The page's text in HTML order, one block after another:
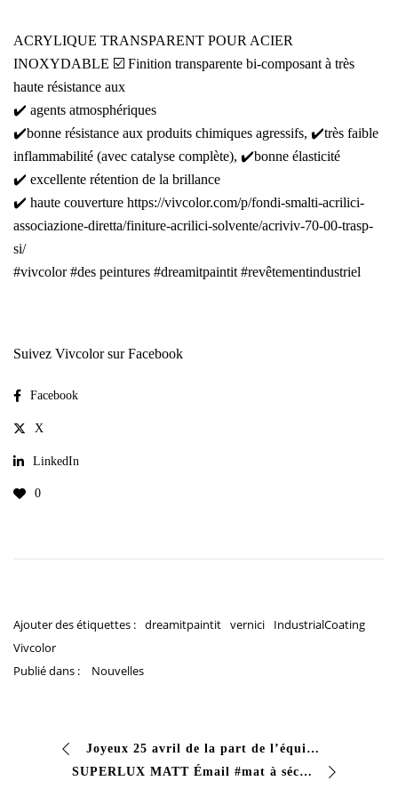
ACRYLIQUE TRANSPARENT POUR ACIER
INOXYDABLE ☑️ Finition transparente bi-composant à très
haute résistance aux
✔️ agents atmosphériques
✔️bonne résistance aux produits chimiques agressifs, ✔️très faible
inflammabilité (avec catalyse complète), ✔️bonne élasticité
✔️ excellente rétention de la brillance
✔️ haute couverture https://vivcolor.com/p/fondi-smalti-acrilici-
associazione-diretta/finiture-acrilici-solvente/acriviv-70-00-trasp-
si/
#vivcolor #des peintures #dreamitpaintit #revêtementindustriel
Suivez Vivcolor sur Facebook
Facebook
X
LinkedIn
0
Ajouter des étiquettes : dreamitpaintit vernici
IndustrialCoating
Vivcolor
Publié dans :
Nouvelles
Joyeux 25 avril de la part de l’équipe #Vivcolor
SUPERLUX MATT Émail #mat à séchage rapide avec une bonne résistance aux chutes, bonne tenue de la couleur dans le temps. Il convient à la peinture…